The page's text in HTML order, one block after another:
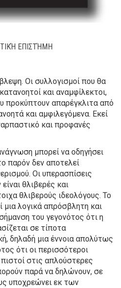
ΕΠΙΣΤΉΜΗ
Οι συλλογισμοί που θα
και αναμφίλεκτοι,
προκύπτουν απαρέγκλιτα από
και αμφιλεγόμενα. Εκεί
και προφανές
μπορεί να οδηγήσει
παρόν δεν αποτελεί
Οι υπερασπίσεις
θλιβερές και
θλιβερούς ιδεολόγους. Το
μια λογικά απρόσβλητη και
του γεγονότος ότι η
σε τίποτα
δηλαδή μια έννοια απολύτως
ότι οι περισσότεροι
στις απλούστερες
παρά να δηλώνουν, σε
υποχρεώνει εκ των